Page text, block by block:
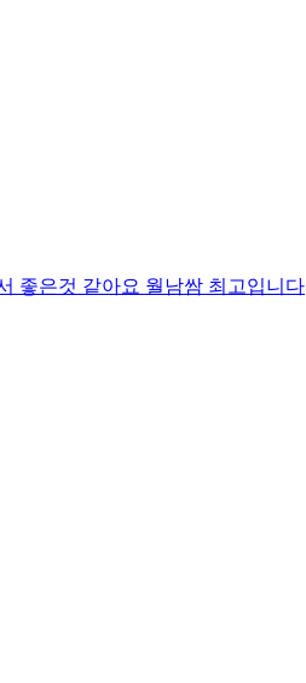
좋은것 같아요 월남쌈 최고입니다